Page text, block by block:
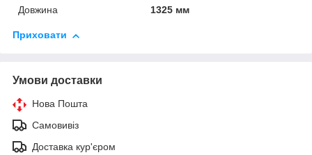
Довжина
1325 мм
Приховати
Умови доставки
Нова Пошта
Самовивіз
Доставка кур'єром